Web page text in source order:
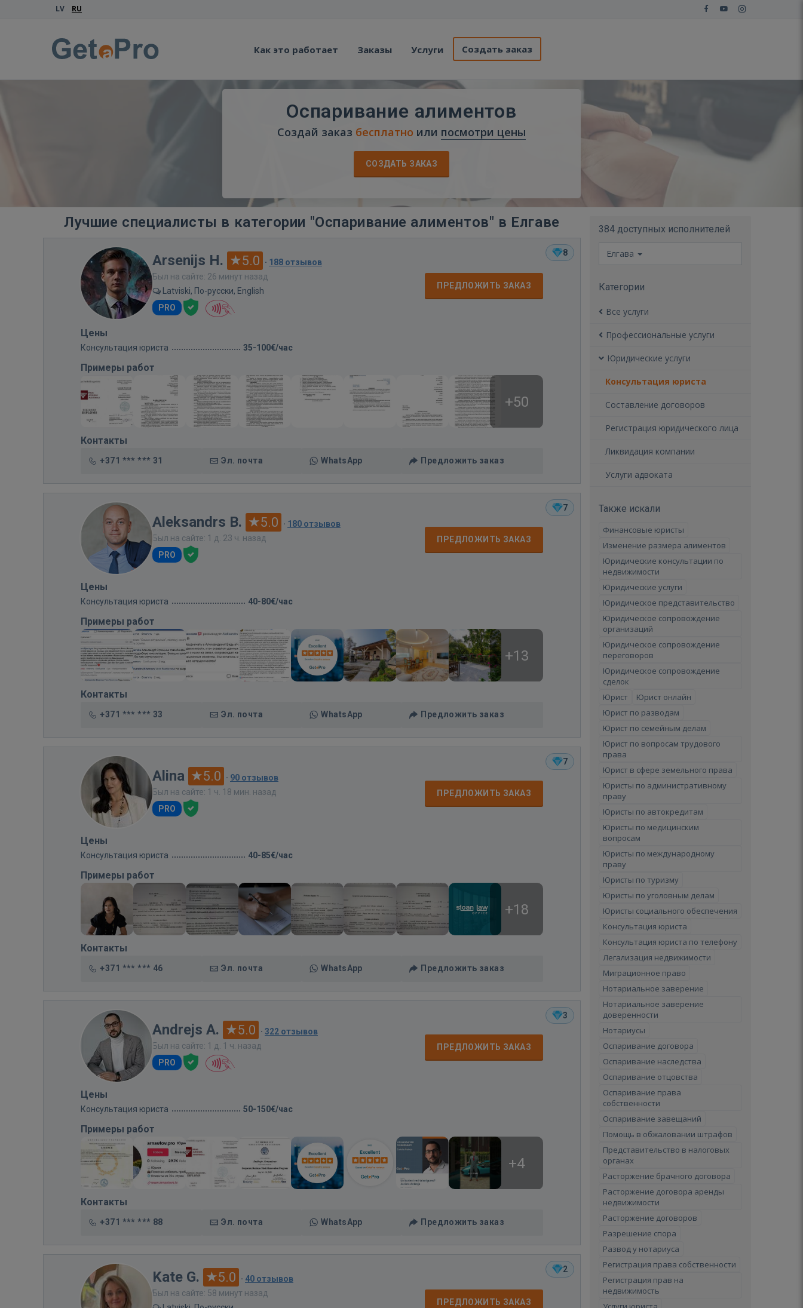
LV RU
Как это работает Заказы Услуги Создать заказ
Оспаривание алиментов
Создай заказ бесплатно или посмотри цены
СОЗДАТЬ ЗАКАЗ
Лучшие специалисты в категории "Оспаривание алиментов" в Елгаве
8
Arsenijs H. 5.0 · 188 отзывов
Был на сайте: 26 минут назад
Latviski, По-русски, English
PRO
ПРЕДЛОЖИТЬ ЗАКАЗ
Цены
Консультация юриста 35-100€/час
Примеры работ
+50
Контакты
+371 *** *** 31 Эл. почта WhatsApp Предложить заказ
7
Aleksandrs B. 5.0 · 180 отзывов
Был на сайте: 1 д. 23 ч. назад
PRO
ПРЕДЛОЖИТЬ ЗАКАЗ
Цены
Консультация юриста 40-80€/час
Примеры работ
+13
Контакты
+371 *** *** 33 Эл. почта WhatsApp Предложить заказ
7
Alina 5.0 · 90 отзывов
Был на сайте: 1 ч. 18 мин. назад
PRO
ПРЕДЛОЖИТЬ ЗАКАЗ
Цены
Консультация юриста 40-85€/час
Примеры работ
+18
Контакты
+371 *** *** 46 Эл. почта WhatsApp Предложить заказ
3
Andrejs A. 5.0 · 322 отзывов
Был на сайте: 1 д. 1 ч. назад
PRO
ПРЕДЛОЖИТЬ ЗАКАЗ
Цены
Консультация юриста 50-150€/час
Примеры работ
+4
Контакты
+371 *** *** 88 Эл. почта WhatsApp Предложить заказ
2
Kate G. 5.0 · 40 отзывов
Был на сайте: 58 минут назад
ПРЕДЛОЖИТЬ ЗАКАЗ
384 доступных исполнителей
Елгава
Категории
Все услуги
Профессиональные услуги
Юридические услуги
Консультация юриста
Составление договоров
Регистрация юридического лица
Ликвидация компании
Услуги адвоката
Также искали
Финансовые юристы
Изменение размера алиментов
Юридические консультации по
недвижимости
Юридические услуги
Юридическое представительство
Юридическое сопровождение
организаций
Юридическое сопровождение
переговоров
Юридическое сопровождение
сделок
Юрист
Юрист онлайн
Юрист по разводам
Юрист по семейным делам
Юрист по вопросам трудового
права
Юрист в сфере земельного права
Юристы по административному
праву
Юристы по автокредитам
Юристы по медицинским
вопросам
Юристы по международному
праву
Юристы по туризму
Юристы по уголовным делам
Юристы социального обеспечения
Консультация юриста
Консультация юриста по телефону
Легализация недвижимости
Миграционное право
Нотариальное заверение
Нотариальное заверение
доверенности
Нотариусы
Оспаривание договора
Оспаривание наследства
Оспаривание отцовства
Оспаривание права
собственности
Оспаривание завещаний
Помощь в обжаловании штрафов
Представительство в налоговых
органах
Расторжение брачного договора
Расторжение договора аренды
недвижимости
Расторжение договоров
Разрешение спора
Развод у нотариуса
Регистрация права собственности
Регистрация прав на
недвижимость